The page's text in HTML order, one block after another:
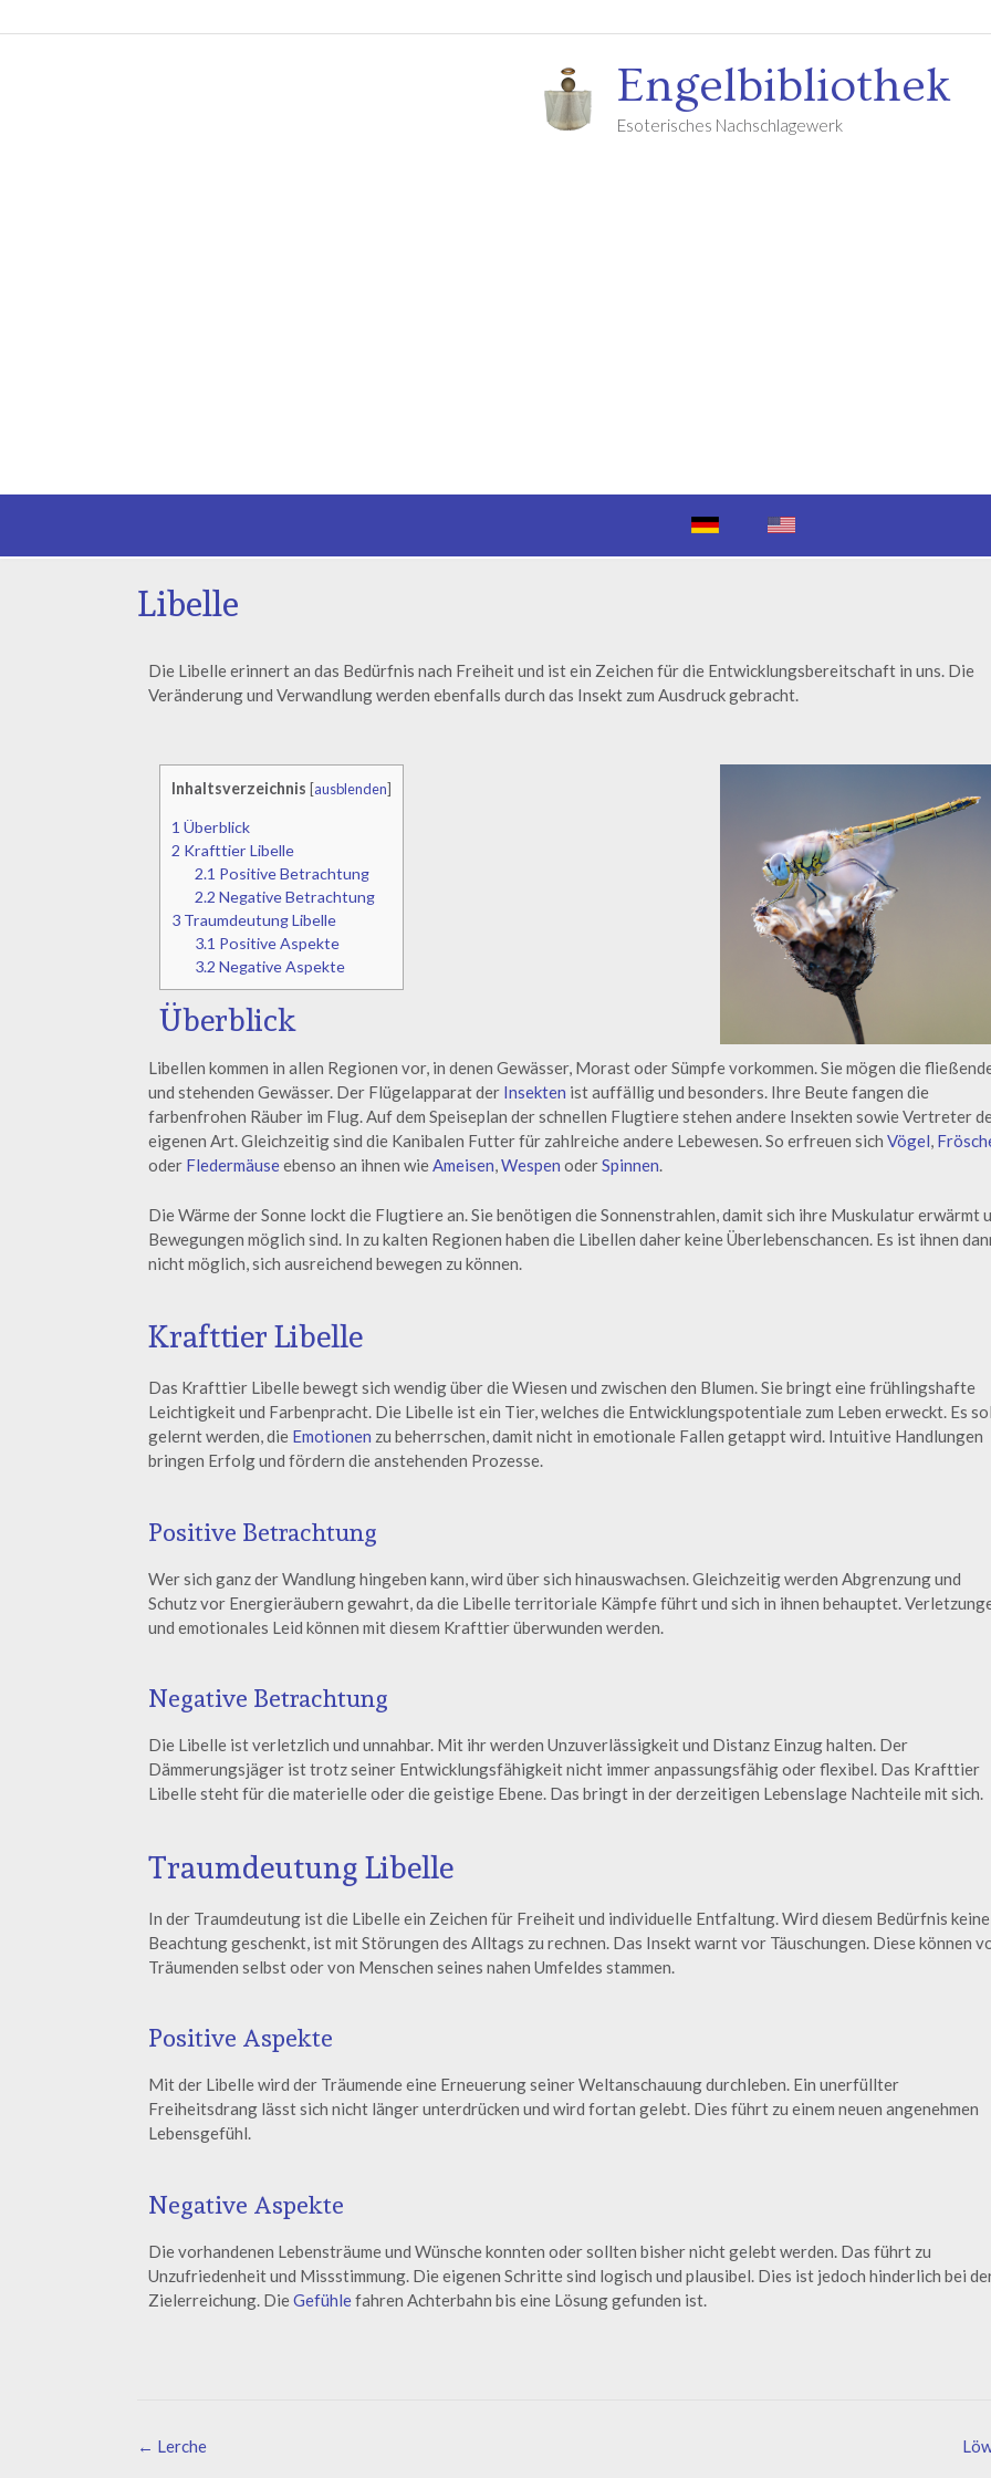
Engelbibliothek
Esoterisches Nachschlagewerk
Libelle
Die Libelle erinnert an das Bedürfnis nach Freiheit und ist ein Zeichen für die Entwicklungsbereitschaft in uns. Die
Veränderung und Verwandlung werden ebenfalls durch das Insekt zum Ausdruck gebracht.
Inhaltsverzeichnis [ausblenden]
1 Überblick
2 Krafttier Libelle
2.1 Positive Betrachtung
2.2 Negative Betrachtung
3 Traumdeutung Libelle
3.1 Positive Aspekte
3.2 Negative Aspekte
Überblick
Libellen kommen in allen Regionen vor, in denen Gewässer, Morast oder Sümpfe vorkommen. Sie mögen die
und stehenden Gewässer. Der Flügelapparat der Insekten ist auffällig und besonders. Ihre Beute fangen die
farbenfrohen Räuber im Flug. Auf dem Speiseplan der schnellen Flugtiere stehen andere Insekten sowie Vertreter
eigenen Art. Gleichzeitig sind die Kanibalen Futter für zahlreiche andere Lebewesen. So erfreuen sich Vögel,
oder Fledermäuseebenso an ihnen wieAmeisen,Wespen oderSpinnen.
Die Wärme der Sonne lockt die Flugtiere an. Sie benötigen die Sonnenstrahlen, damit sich ihre Muskulatur erwärmt
Bewegungen möglich sind. In zu kalten Regionen haben die Libellen daher keine Überlebenschancen. Es ist ihnen
nicht möglich, sich ausreichend bewegen zu können.
Krafttier Libelle
Das Krafttier Libelle bewegt sich wendig über die Wiesen und zwischen den Blumen. Sie bringt eine frühlingshafte
Leichtigkeit und Farbenpracht. Die Libelle ist ein Tier, welches die Entwicklungspotentiale zum Leben erweckt. Es
gelernt werden, die Emotionen zu beherrschen, damit nicht in emotionale Fallen getappt wird. Intuitive Handlungen
bringen Erfolg und fördern die anstehenden Prozesse.
Positive Betrachtung
Wer sich ganz der Wandlung hingeben kann, wird über sich hinauswachsen. Gleichzeitig werden Abgrenzung und
Schutz vor Energieräubern gewahrt, da die Libelle territoriale Kämpfe führt und sich in ihnen behauptet.
und emotionales Leid können mit diesem Krafttier überwunden werden.
Negative Betrachtung
Die Libelle ist verletzlich und unnahbar. Mit ihr werden Unzuverlässigkeit und Distanz Einzug halten. Der
Dämmerungsjäger ist trotz seiner Entwicklungsfähigkeit nicht immer anpassungsfähig oder flexibel. Das Krafttier
Libelle steht für die materielle oder die geistige Ebene. Das bringt in der derzeitigen Lebenslage Nachteile mit sich.
Traumdeutung Libelle
In der Traumdeutung ist die Libelle ein Zeichen für Freiheit und individuelle Entfaltung. Wird diesem Bedürfnis keine
Beachtung geschenkt, ist mit Störungen des Alltags zu rechnen. Das Insekt warnt vor Täuschungen. Diese können
Träumenden selbst oder von Menschen seines nahen Umfeldes stammen.
Positive Aspekte
Mit der Libelle wird der Träumende eine Erneuerung seiner Weltanschauung durchleben. Ein unerfüllter
Freiheitsdrang lässt sich nicht länger unterdrücken und wird fortan gelebt. Dies führt zu einem neuen angenehmen
Lebensgefühl.
Negative Aspekte
Die vorhandenen Lebensträume und Wünsche konnten oder sollten bisher nicht gelebt werden. Das führt zu
Unzufriedenheit und Missstimmung. Die eigenen Schritte sind logisch und plausibel. Dies ist jedoch hinderlich bei
Zielerreichung. DieGefühlefahren Achterbahn bis eine Lösung gefunden ist.
← Lerche